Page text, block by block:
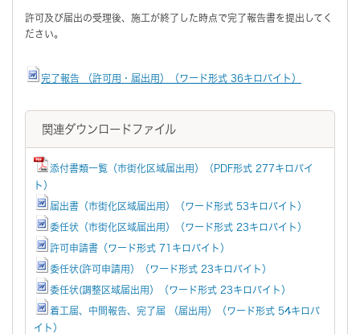
許可及び届出の受理後、施工が終了した時点で完了報告書を提出してく
ださい。
完了報告 （許可用・届出用）（ワード形式 36キロバイト）
関連ダウンロードファイル
添付書類一覧（市街化区域届出用）（PDF形式 277キロバイ
ト）
届出書（市街化区域届出用）（ワード形式 53キロバイト）
委任状（市街化区域届出用）（ワード形式 23キロバイト）
許可申請書（ワード形式 71キロバイト）
委任状(許可申請用）（ワード形式 23キロバイト）
委任状(調整区域届出用）（ワード形式 23キロバイト）
着工届、中間報告、完了届 （届出用）（ワード形式 54キロバ
イト）